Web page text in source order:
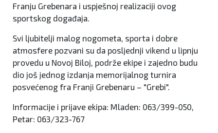
Franju Grebenara i uspješnoj realizaciji ovog
sportskog događaja.
Svi ljubitelji malog nogometa, sporta i dobre
atmosfere pozvani su da posljednji vikend u lipnju
provedu u Novoj Biloj, podrže ekipe i zajedno budu
dio još jednog izdanja memorijalnog turnira
posvećenog fra Franji Grebenaru – "Grebi".
Informacije i prijave ekipa: Mladen: 063/399-050,
Petar: 063/323-767